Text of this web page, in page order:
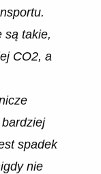
są takie,
CO2, a
spadek
nie